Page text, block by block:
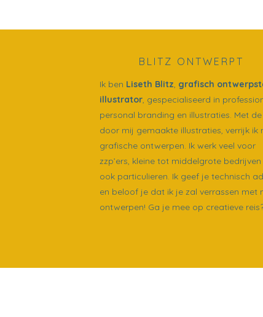
BLITZ ONTWERPT
Ik ben Liseth Blitz, grafisch
illustrator, gespecialiseerd in
personal branding en illustraties. Met de
door mij gemaakte illustraties, verrijk ik
grafische ontwerpen. Ik werk veel voor
zzp’ers, kleine tot middelgrote bedrijven
ook particulieren. Ik geef je technisch
en beloof je dat ik je zal verrassen met
ontwerpen! Ga je mee op creatieve